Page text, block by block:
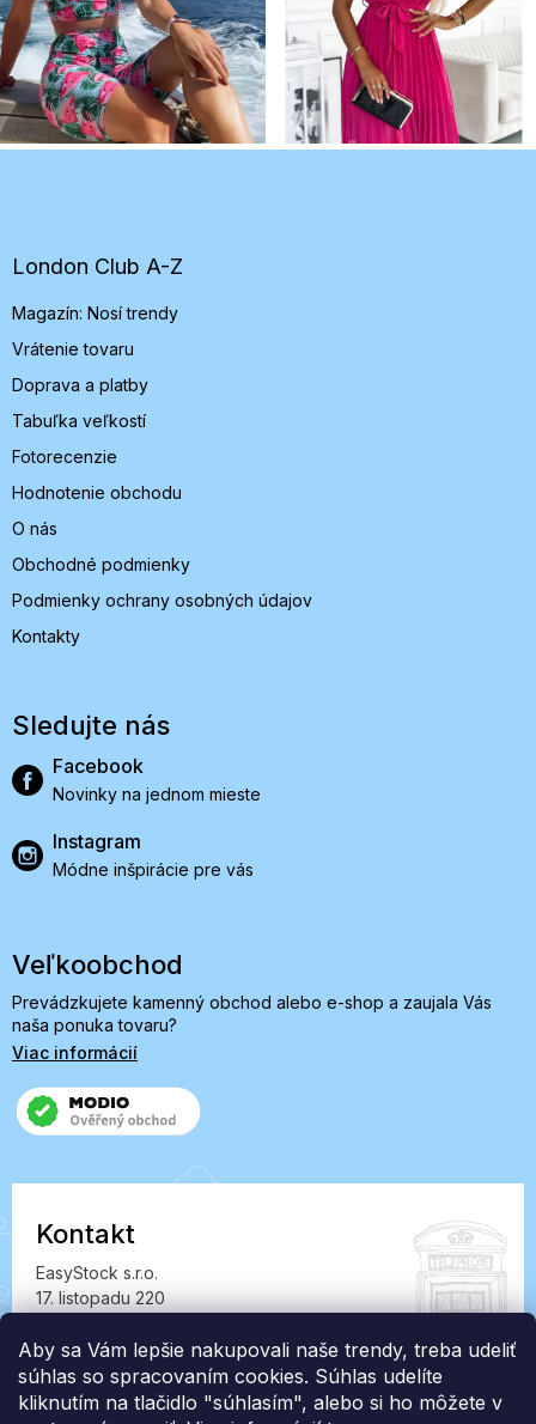
Aby sa Vám lepšie nakupovali naše trendy, treba udeliť
súhlas so spracovaním cookies. Súhlas udelíte
kliknutím na tlačidlo "súhlasím", alebo si ho môžete v
e
London Club A-Z
Magazín: Nosí trendy
Vrátenie tovaru
Doprava a platby
Tabuľka veľkostí
Fotorecenzie
Hodnotenie obchodu
O nás
Obchodné podmienky
Podmienky ochrany osobných údajov
Kontakty
Sledujte nás
Facebook
Novinky na jednom mieste
Instagram
Módne inšpirácie pre vás
Veľkoobchod
Prevádzkujete kamenný obchod alebo e-shop a zaujala Vás
naša ponuka tovaru?
Viac informácií
Kontakt
EasyStock s.r.o.
17. listopadu 220
IČ: 07727402, DIČ: CZ07727402
info@londonclub.sk